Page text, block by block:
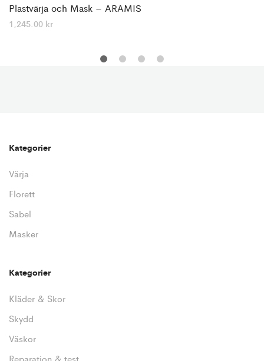
Plastvärja och Mask – ARAMIS
1,245.00 kr
Kategorier
Värja
Florett
Sabel
Masker
Kategorier
Kläder & Skor
Skydd
Väskor
Reparation & test